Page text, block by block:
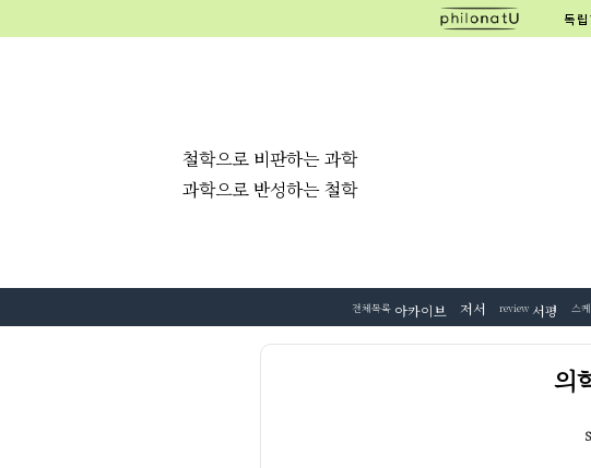
독
철학으로 비판하는 과학
과학으로 반성하는 철학
전체목록 아카이브 저서 review 서평 스
의